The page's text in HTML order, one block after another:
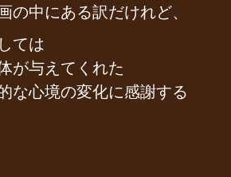
の中にある訳だけれど、
ては
が与えてくれた
な心境の変化に感謝する